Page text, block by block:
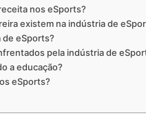
nos eSports?
existem na indústria de
eSports?
pela indústria de
a educação?
eSports?